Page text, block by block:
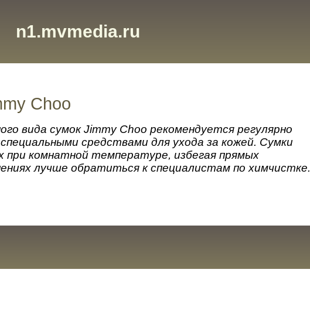
n1.mvmedia.ru
Choo
вида сумок Jimmy Choo рекомендуется регулярно
средствами для ухода за кожей. Сумки
при комнатной температуре, избегая прямых
лучше обратиться к специалистам по химчистке.